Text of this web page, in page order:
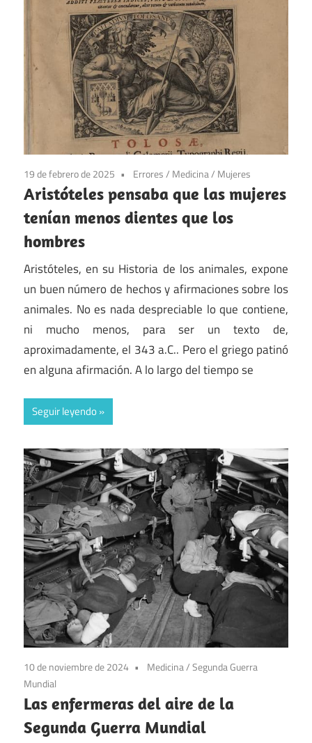
19 de febrero de 2025 Errores/ Medicina/ Mujeres
Aristóteles pensaba que las mujeres
tenían menos dientes que los
hombres
Aristóteles, en su Historia de los animales, expone
un buen número de hechos y afirmaciones sobre los
animales. No es nada despreciable lo que contiene,
ni mucho menos, para ser un texto de,
aproximadamente, el 343 a.C.. Pero el griego patinó
en alguna afirmación. A lo largo del tiempo se
Seguir leyendo
10 de noviembre de 2024 Medicina/Segunda Guerra
Mundial
Las enfermeras del aire de la
Segunda Guerra Mundial